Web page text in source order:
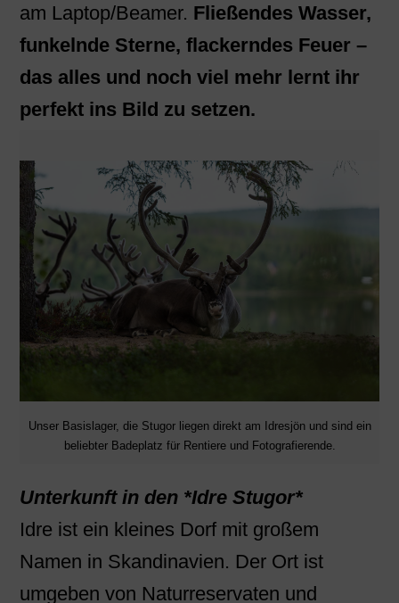
am Laptop/Beamer. Fließendes Wasser,
funkelnde Sterne, flackerndes Feuer –
das alles und noch viel mehr lernt ihr
perfekt ins Bild zu setzen.
Unser Basislager, die Stugor liegen direkt am Idresjön und sind ein
beliebter Badeplatz für Rentiere und Fotografierende.
Unterkunft in den *Idre Stugor*
Idre ist ein kleines Dorf mit großem
Namen in Skandinavien. Der Ort ist
umgeben von Naturreservaten und